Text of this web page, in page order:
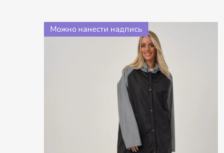
Можно нанести надпись